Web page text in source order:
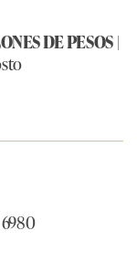
DE PESOS|